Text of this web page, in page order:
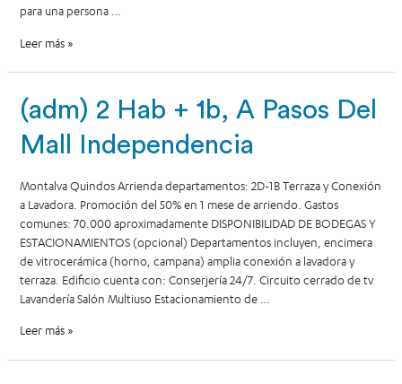
para una persona …
Leer más »
(adm) 2 Hab + 1b, A Pasos Del
Mall Independencia
Montalva Quindos Arrienda departamentos: 2D-1B Terraza y Conexión
a Lavadora. Promoción del 50% en 1 mese de arriendo. Gastos
comunes: 70.000 aproximadamente DISPONIBILIDAD DE BODEGAS Y
ESTACIONAMIENTOS (opcional) Departamentos incluyen, encimera
de vitrocerámica (horno, campana) amplia conexión a lavadora y
terraza. Edificio cuenta con: Conserjería 24/7. Circuito cerrado de tv
Lavandería Salón Multiuso Estacionamiento de …
Leer más »